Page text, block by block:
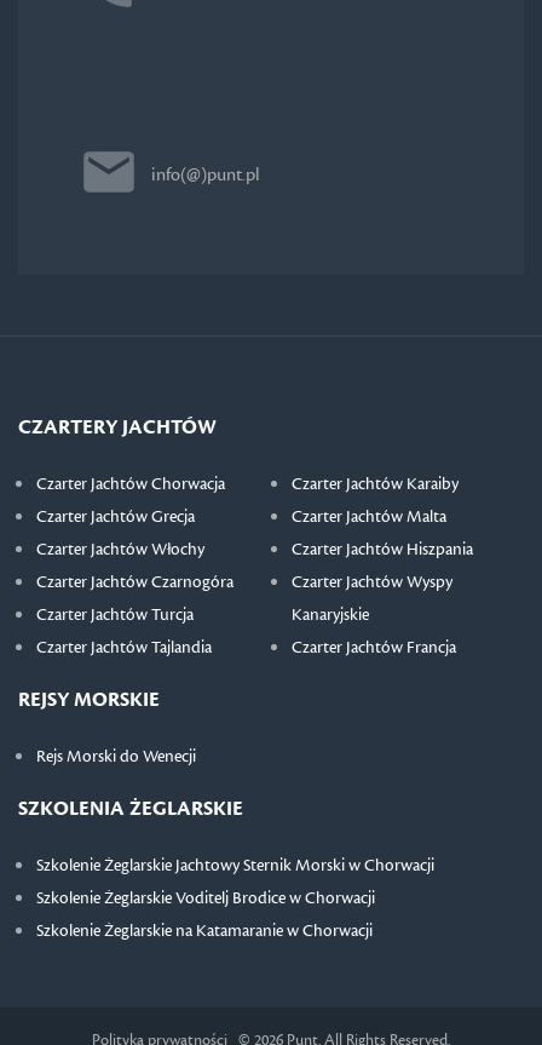
info(@)punt.pl
CZARTERY JACHTÓW
Czarter Jachtów Chorwacja
Czarter Jachtów Grecja
Czarter Jachtów Włochy
Czarter Jachtów Czarnogóra
Czarter Jachtów Turcja
Czarter Jachtów Tajlandia
Czarter Jachtów Karaiby
Czarter Jachtów Malta
Czarter Jachtów Hiszpania
Czarter Jachtów Wyspy
Kanaryjskie
Czarter Jachtów Francja
REJSY MORSKIE
Rejs Morski do Wenecji
SZKOLENIA ŻEGLARSKIE
Szkolenie Żeglarskie Jachtowy Sternik Morski w Chorwacji
Szkolenie Żeglarskie Voditelj Brodice w Chorwacji
Szkolenie Żeglarskie na Katamaranie w Chorwacji
Polityka prywatności © 2026 Punt. All Rights Reserved.